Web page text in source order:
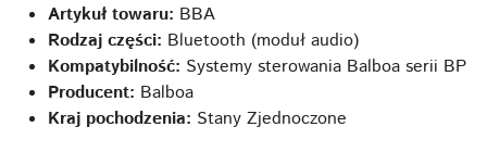
Artykuł towaru: BBA
Rodzaj części: Bluetooth (moduł audio)
Kompatybilność: Systemy sterowania Balboa serii BP
Producent: Balboa
Kraj pochodzenia: Stany Zjednoczone